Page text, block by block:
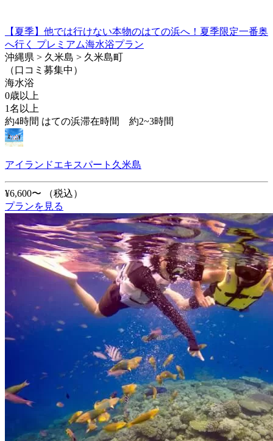
【夏季】他では行けない本物のはての浜へ！夏季限定一番奥
へ行く プレミアム海水浴プラン
沖縄県 > 久米島 > 久米島町
（口コミ募集中）
海水浴
0歳以上
1名以上
約4時間 はての浜滞在時間 約2~3時間
アイランドエキスパート久米島
¥6,600〜
（税込）
プランを見る